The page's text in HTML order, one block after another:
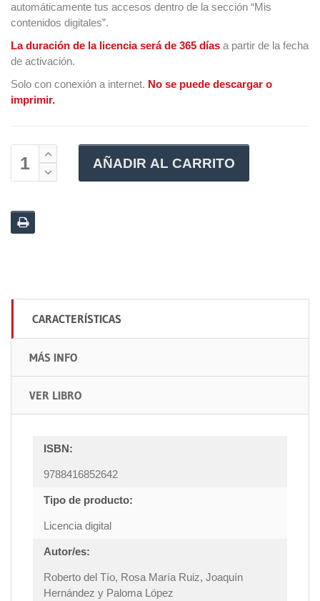
automáticamente tus accesos dentro de la sección “Mis
contenidos digitales”.
La duración de la licencia será de 365 días a partir de la fecha
de activación.
Solo con conexión a internet. No se puede descargar o
imprimir.
AÑADIR AL CARRITO
CARACTERÍSTICAS
MÁS INFO
VER LIBRO
ISBN:
9788416852642
Tipo de producto:
Licencia digital
Autor/es:
Roberto del Tío, Rosa María Ruiz, Joaquín
Hernández y Paloma López